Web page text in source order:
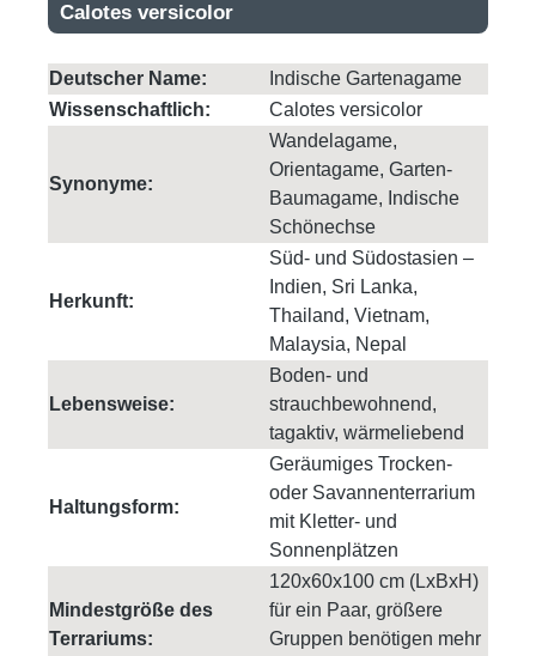
Calotes versicolor
Deutscher Name:
Indische Gartenagame
Wissenschaftlich:
Calotes versicolor
Synonyme:
Wandelagame,
Orientagame, Garten-
Baumagame, Indische
Schönechse
Herkunft:
Süd- und Südostasien –
Indien, Sri Lanka,
Thailand, Vietnam,
Malaysia, Nepal
Lebensweise:
Boden- und
strauchbewohnend,
tagaktiv, wärmeliebend
Haltungsform:
Geräumiges Trocken-
oder Savannenterrarium
mit Kletter- und
Sonnenplätzen
Mindestgröße des
Terrariums:
120x60x100 cm (LxBxH)
für ein Paar, größere
Gruppen benötigen mehr